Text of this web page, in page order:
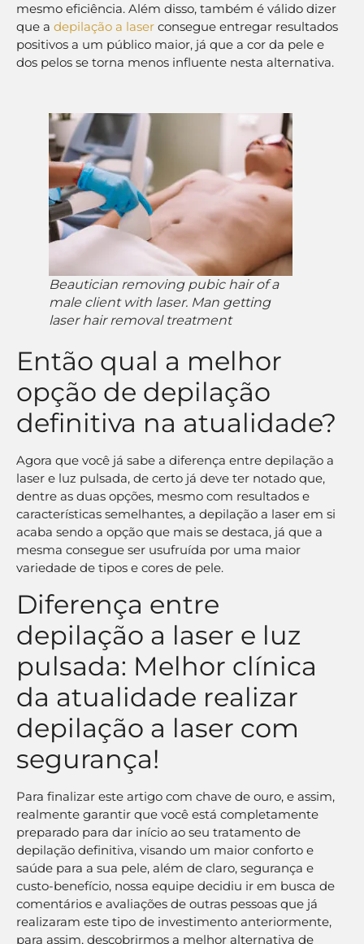
mesmo eficiência. Além disso, também é válido dizer
que a depilação a laser consegue entregar resultados
positivos a um público maior, já que a cor da pele e
dos pelos se torna menos influente nesta alternativa.
Beautician removing pubic hair of a
male client with laser. Man getting
laser hair removal treatment
Então qual a melhor
opção de depilação
definitiva na atualidade?
Agora que você já sabe a diferença entre depilação a
laser e luz pulsada, de certo já deve ter notado que,
dentre as duas opções, mesmo com resultados e
características semelhantes, a depilação a laser em si
acaba sendo a opção que mais se destaca, já que a
mesma consegue ser usufruída por uma maior
variedade de tipos e cores de pele.
Diferença entre
depilação a laser e luz
pulsada: Melhor clínica
da atualidade realizar
depilação a laser com
segurança!
Para finalizar este artigo com chave de ouro, e assim,
realmente garantir que você está completamente
preparado para dar início ao seu tratamento de
depilação definitiva, visando um maior conforto e
saúde para a sua pele, além de claro, segurança e
custo-benefício, nossa equipe decidiu ir em busca de
comentários e avaliações de outras pessoas que já
realizaram este tipo de investimento anteriormente,
para assim, descobrirmos a melhor alternativa de